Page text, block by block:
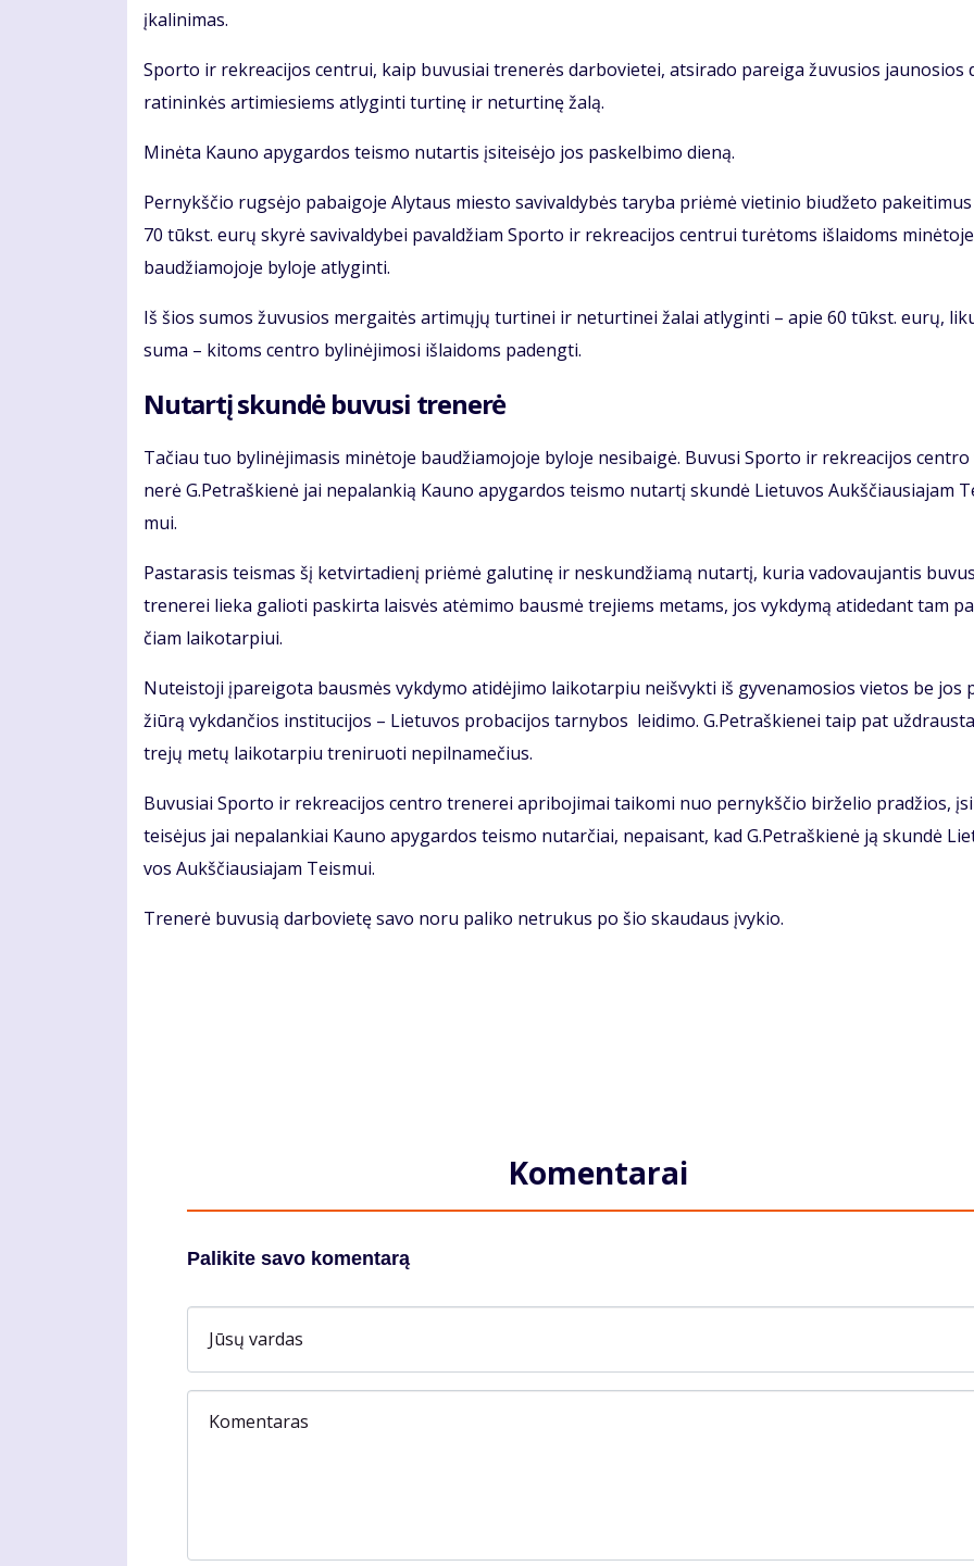
įka­li­ni­mas.
Spor­to ir rek­re­a­ci­jos cen­trui, kaip bu­vu­siai tre­ne­rės dar­bo­vie­tei, at­si­ra­do pa­rei­ga žu­vu­sios jau­no­sios
ra­ti­nin­kės ar­ti­mie­siems at­ly­gin­ti tur­ti­nę ir ne­tur­ti­nę ža­lą.
Mi­nė­ta Kau­no apy­gar­dos teis­mo nu­tar­tis įsi­tei­sė­jo jos pa­skel­bi­mo die­ną.
Per­nykš­čio rug­sė­jo pa­bai­go­je Aly­taus mies­to sa­vi­val­dy­bės ta­ry­ba pri­ėmė vie­ti­nio biu­dže­to
70 tūkst. eu­rų sky­rė sa­vi­val­dy­bei pa­val­džiam Spor­to ir rek­re­a­ci­jos cen­trui tu­rė­toms iš­lai­doms mi­nė­to­je
bau­džia­mo­jo­je by­lo­je at­ly­gin­ti.
Iš šios su­mos žu­vu­sios mer­gai­tės ar­ti­mų­jų tur­ti­nei ir ne­tur­ti­nei ža­lai at­ly­gin­ti – apie 60 tūkst. eu­rų,
su­ma – ki­toms cen­tro by­li­nė­ji­mo­si iš­lai­doms pa­deng­ti.
Nu­tar­tį skun­dė bu­vu­si tre­ne­rė
Ta­čiau tuo by­li­nė­ji­ma­sis mi­nė­to­je bau­džia­mo­jo­je by­lo­je ne­si­bai­gė. Bu­vu­si Spor­to ir rek­re­a­ci­jos
ne­rė G.Pet­raš­kie­nė jai ne­pa­lan­kią Kau­no apy­gar­dos teis­mo nu­tar­tį skun­dė Lie­tu­vos Aukš­čiau­sia­jam
mui.
Pas­ta­ra­sis teis­mas šį ket­vir­ta­die­nį pri­ėmė ga­lu­ti­nę ir ne­skun­džia­mą nu­tar­tį, ku­ria va­do­vau­jan­tis
tre­ne­rei lie­ka ga­lio­ti pa­skir­ta lais­vės at­ėmi­mo baus­mė tre­jiems me­tams, jos vyk­dy­mą ati­de­dant tam
čiam lai­ko­tar­piui.
Nu­teis­to­ji įpa­rei­go­ta baus­mės vyk­dy­mo ati­dė­ji­mo lai­ko­tar­piu ne­iš­vyk­ti iš gy­ve­na­mo­sios vie­tos be jos
žiū­rą vyk­dan­čios ins­ti­tu­ci­jos – Lie­tu­vos pro­ba­ci­jos tar­ny­bos lei­di­mo. G.Pet­raš­kie­nei taip pat už­draus­ta
tre­jų me­tų lai­ko­tar­piu tre­ni­ruo­ti ne­pil­na­me­čius.
Bu­vu­siai Spor­to ir rek­re­a­ci­jos cen­tro tre­ne­rei ap­ri­bo­ji­mai tai­ko­mi nuo per­nykš­čio bir­že­lio pra­džios,
teisėjus jai ne­pa­lan­kiai Kau­no apy­gar­dos teis­mo nu­tar­čiai, ne­pai­sant, kad G.Pet­raš­kie­nė ją skun­dė
vos Aukš­čiau­sia­jam Teis­mui.
Tre­ne­rė bu­vu­sią dar­bo­vie­tę sa­vo no­ru pa­li­ko ne­tru­kus po šio skau­daus įvy­kio.
Komentarai
Palikite savo komentarą
Jūsų vardas
Komentaras